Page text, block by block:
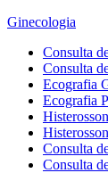
Ginecologia
Consulta
Consulta
Ecografia
Ecografia
Consulta
Consulta